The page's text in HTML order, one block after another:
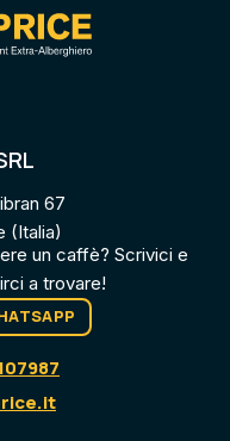
67
(Italia)
un caffè? Scrivici e
a trovare​!